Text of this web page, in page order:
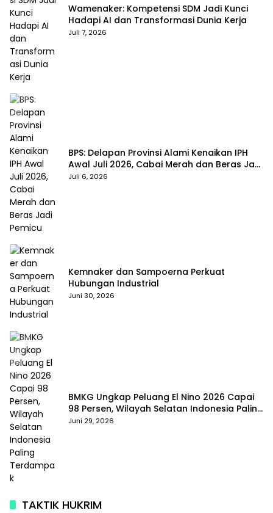
Wamenaker: Kompetensi SDM Jadi Kunci
Hadapi AI dan Transformasi Dunia Kerja
Juli 7, 2026
BPS: Delapan Provinsi Alami Kenaikan IPH
Awal Juli 2026, Cabai Merah dan Beras Jadi
Pemicu
Juli 6, 2026
Kemnaker dan Sampoerna Perkuat
Hubungan Industrial
Juni 30, 2026
BMKG Ungkap Peluang El Nino 2026 Capai
98 Persen, Wilayah Selatan Indonesia Paling
Terdampak
Juni 29, 2026
TAKTIK HUKRIM